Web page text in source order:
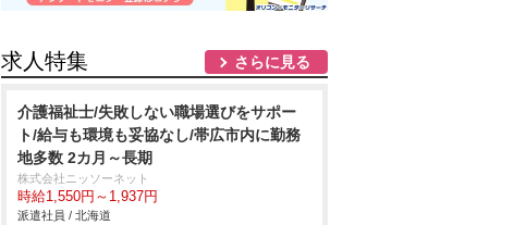
求人特集 さらに見る
介護福祉士/失敗しない職場選びをサポー
ト/給与も環境も妥協なし/帯広市内に勤務
地多数 2カ月～長期
株式会社ニッソーネット
時給1,550円～1,937円
派遣社員 / 北海道